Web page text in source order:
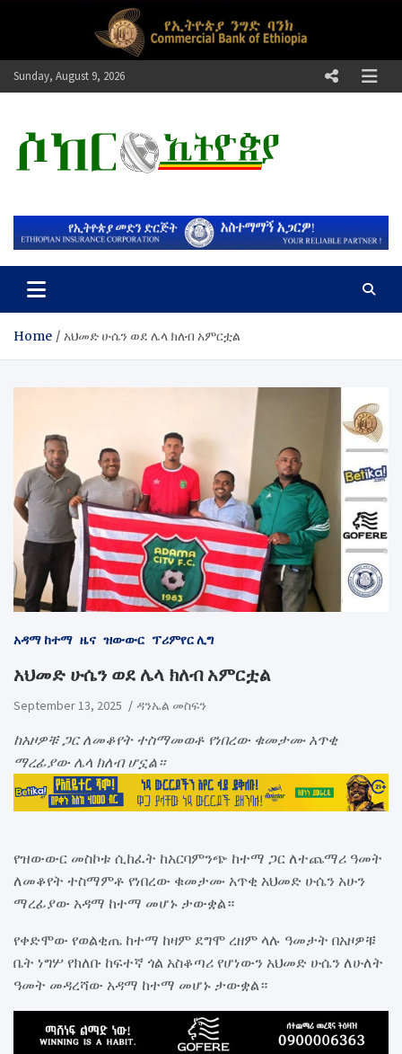
Sunday, August 9, 2026
ሶከር ኢትዮጵያ
Home አህመድ ሁሴን ወደ ሌላ ክለብ አምርቷል
አዳማ ከተማ ዜና ዝውውር ፕሪምየር ሊግ
አህመድ ሁሴን ወደ ሌላ ክለብ አምርቷል
September 13, 2025 ዳንኤል መስፍን
ከአዞዎቹ ጋር ለመቆየት ተስማመወቶ የነበረው ቁመታሙ አጥቂ
ማረፊያው ሌላ ክለብ ሆኗል።
የዝውውር መስኮቱ ሲከፈት ከአርባምንጭ ከተማ ጋር ለተጨማሪ ዓመት
ለመቆየት ተስማምቶ የነበረው ቁመታሙ አጥቂ አህመድ ሁሴን አሁን
ማረፊያው አዳማ ከተማ መሆኑ ታውቋል።
የቀድሞው የወልቂጤ ከተማ ከዛም ደግሞ ረዘም ላሉ ዓመታት በአዞዎቹ
ቤት ነግሦ የክለቡ ከፍተኛ ጎል አስቆጣሪ የሆነውን አህመድ ሁሴን ለሁለት
ዓመት መዳረሻው አዳማ ከተማ መሆኑ ታውቋል።